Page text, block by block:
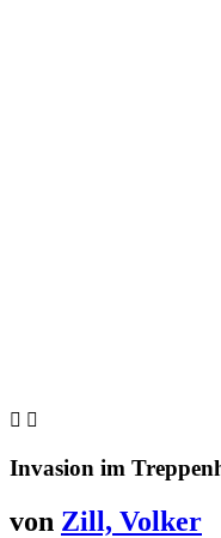
 
Invasion im
von Zill, Volker